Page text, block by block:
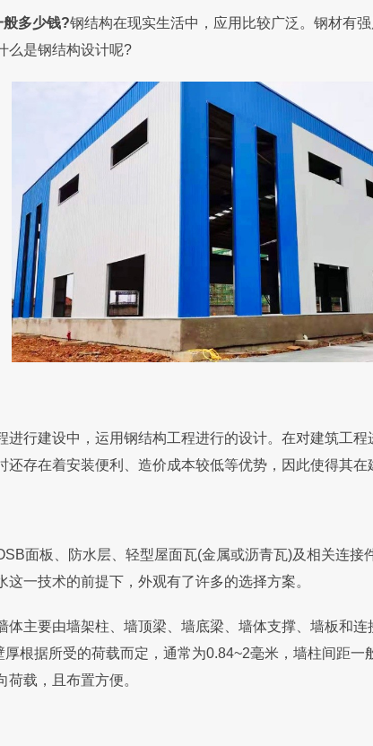
多少钱?钢结构在现实生活中，应用比较广泛。钢材有
么是钢结构设计呢?
建设中，运用钢结构工程进行的设计。在对建筑工程
存在着安装便利、造价成本较低等优势，因此使得其在
面板、防水层、轻型屋面瓦(金属或沥青瓦)及相关连接
一技术的前提下，外观有了许多的选择方案。
要由墙架柱、墙顶梁、墙底梁、墙体支撑、墙板和连
根据所受的荷载而定，通常为0.84~2毫米，墙柱间距
载，且布置方便。